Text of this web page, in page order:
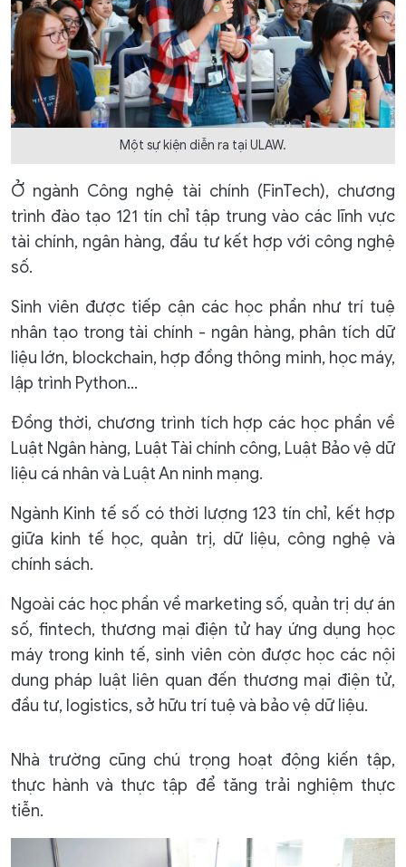
Một sự kiện diễn ra tại ULAW.
Ở ngành Công nghệ tài chính (FinTech), chương
trình đào tạo 121 tín chỉ tập trung vào các lĩnh vực
tài chính, ngân hàng, đầu tư kết hợp với công nghệ
số.
Sinh viên được tiếp cận các học phần như trí tuệ
nhân tạo trong tài chính - ngân hàng, phân tích dữ
liệu lớn, blockchain, hợp đồng thông minh, học máy,
lập trình Python...
Đồng thời, chương trình tích hợp các học phần về
Luật Ngân hàng, Luật Tài chính công, Luật Bảo vệ dữ
liệu cá nhân và Luật An ninh mạng.
Ngành Kinh tế số có thời lượng 123 tín chỉ, kết hợp
giữa kinh tế học, quản trị, dữ liệu, công nghệ và
chính sách.
Ngoài các học phần về marketing số, quản trị dự án
số, fintech, thương mại điện tử hay ứng dụng học
máy trong kinh tế, sinh viên còn được học các nội
dung pháp luật liên quan đến thương mại điện tử,
đầu tư, logistics, sở hữu trí tuệ và bảo vệ dữ liệu.
Nhà trường cũng chú trọng hoạt động kiến tập,
thực hành và thực tập để tăng trải nghiệm thực
tiễn.